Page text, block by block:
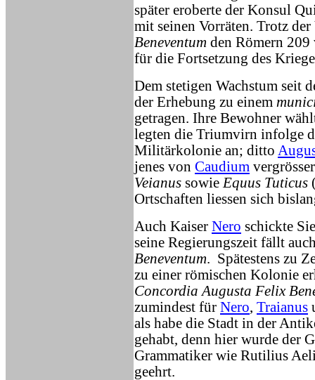
später eroberte der Konsul
mit seinen Vorräten. Trotz
Beneventum den Römern 209
für die Fortsetzung des
Dem stetigen Wachstum seit
der Erhebung zu einem
getragen. Ihre Bewohner
legten die Triumvirn infolge
Militärkolonie an; ditto
jenes von Caudium
Veianus sowie Equus Tuticus
Ortschaften liessen sich
Auch Kaiser Nero schickte
seine Regierungszeit fällt
Beneventum. Spätestens zu
zu einer römischen Kolonie
Concordia Augusta Felix
zumindest für Nero, Traianus
als habe die Stadt in der
gehabt, denn hier wurde der
Grammatiker wie Rutilius
geehrt.